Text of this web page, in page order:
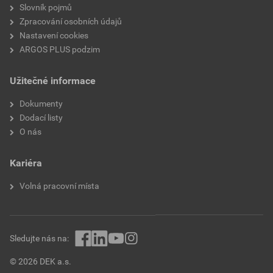
Jednotka měření
Se srážečem hran
Spirálová drážka
Řezný materiál
Střed Bull nose
Slovník pojmů
Zpracování osobních údajů
Nastavení cookies
ARGOS PLUS podzim
Užitečné informace
Dokumenty
Dodací listy
O nás
Kariéra
Volná pracovní místa
© 2026 DEK a.s.
Sledujte nás na: